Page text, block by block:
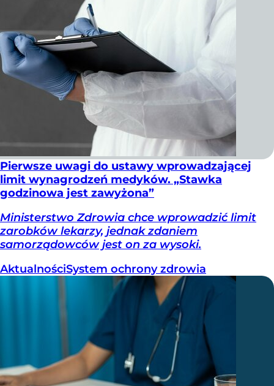
Pierwsze uwagi do ustawy wprowadzającej
limit wynagrodzeń medyków. „Stawka
godzinowa jest zawyżona”
Ministerstwo Zdrowia chce wprowadzić limit
zarobków lekarzy, jednak zdaniem
samorządowców jest on za wysoki.
AktualnościSystem ochrony zdrowia